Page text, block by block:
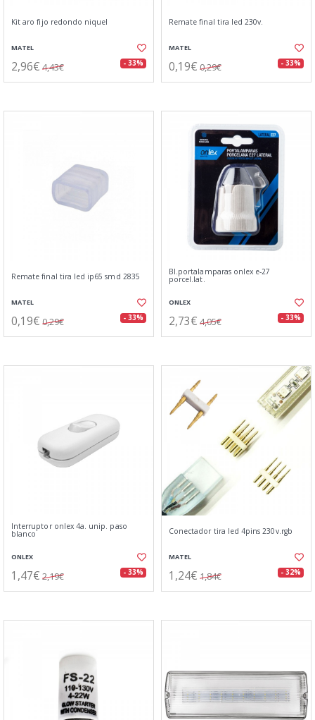
Kit aro fijo redondo niquel
MATEL
2,96€ 4,43€ - 33%
Remate final tira led 230v.
MATEL
0,19€ 0,29€ - 33%
Remate final tira led ip65 smd 2835
MATEL
0,19€ 0,29€ - 33%
Bl.portalamparas onlex e-27
porcel.lat.
ONLEX
2,73€ 4,05€ - 33%
Interruptor onlex 4a. unip. paso
blanco
ONLEX
1,47€ 2,19€ - 33%
Conectador tira led 4pins 230v.rgb
MATEL
1,24€ 1,84€ - 32%